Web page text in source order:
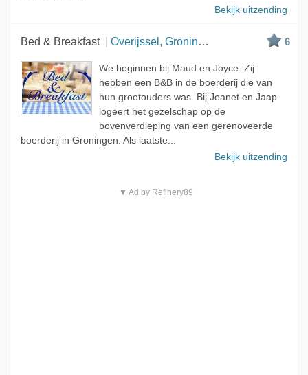
Bekijk uitzending
Bed & Breakfast Overijssel, Groningen en Groningen 6
We beginnen bij Maud en Joyce. Zij
hebben een B&B in de boerderij die van
hun grootouders was. Bij Jeanet en Jaap
logeert het gezelschap op de
bovenverdieping van een gerenoveerde
boerderij in Groningen. Als laatste...
Bekijk uitzending
▼ Ad by Refinery89